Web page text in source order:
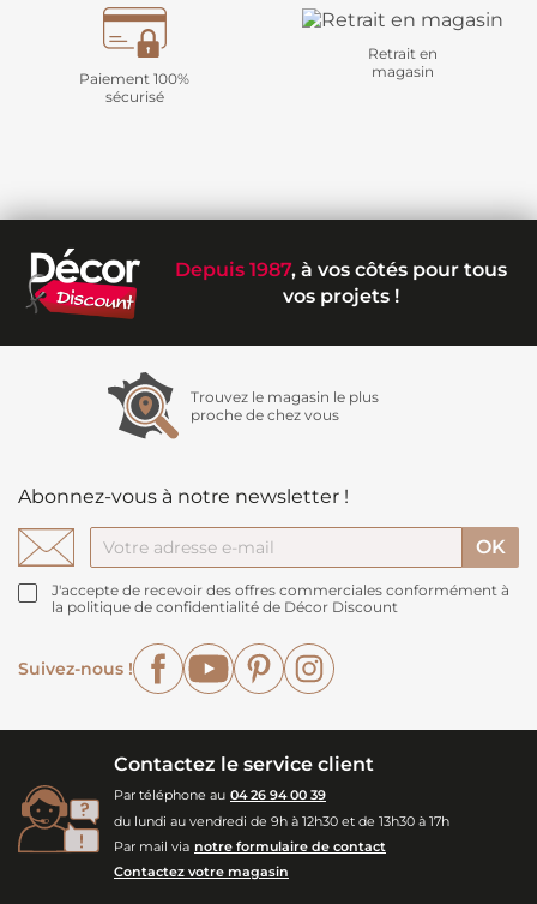
Paiement 100%
sécurisé
Retrait en
magasin
Depuis 1987, à vos côtés pour tous
vos projets !
Trouvez le magasin le plus
proche de chez vous
Abonnez-vous à notre newsletter !
J'accepte de recevoir des offres commerciales conformément à
la politique de confidentialité de Décor Discount
Suivez-nous !
FacebookYouTubePinterest
Contactez le service client
Par téléphone au 04 26 94 00 39
du lundi au vendredi de 9h à 12h30 et de 13h30 à 17h
Par mail via notre formulaire de contact
Contactez votre magasin